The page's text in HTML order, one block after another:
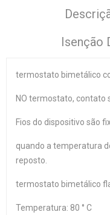
Isenção
termostato bimetálico
NO termostato, contato
Fios do dispositivo são
quando a temperatura
reposto.
termostato bimetálico
Temperatura: 80 ° C